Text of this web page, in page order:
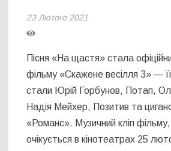
23 Лютого 2021
Пісня «На щастя» стала
фільму «Скажене весілля 3» —
стали Юрій Горбунов, Потап,
Надія Мейхер, Позитив та
«Романс». Музичний кліп фільму,
очікується в кінотеатрах 25